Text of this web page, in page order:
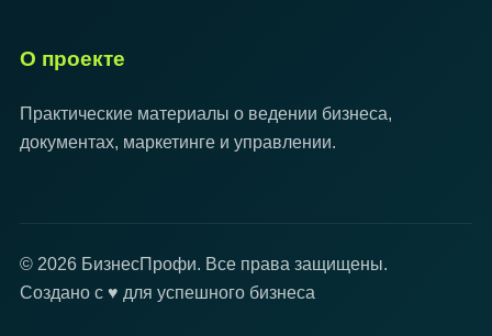
О проекте
Практические материалы о ведении бизнеса,
документах, маркетинге и управлении.
© 2026 БизнесПрофи. Все права защищены.
Создано с ♥ для успешного бизнеса